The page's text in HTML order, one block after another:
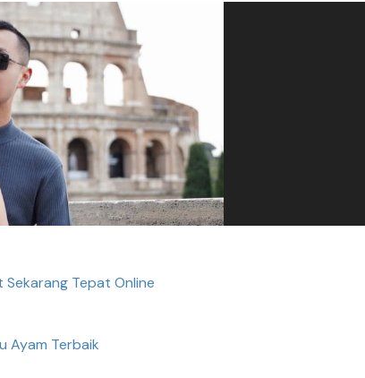
Sekarang Tepat Online
Ayam Terbaik